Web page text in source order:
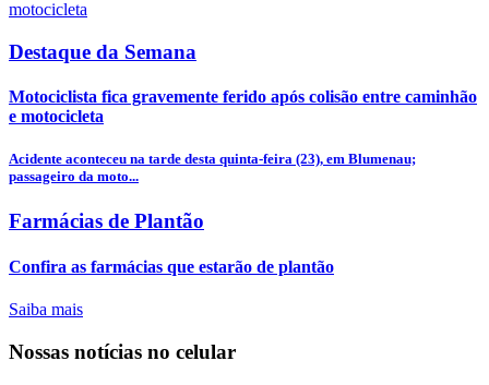
Destaque da Semana
Motociclista fica gravemente ferido após colisão entre caminhão
e motocicleta
Acidente aconteceu na tarde desta quinta-feira (23), em Blumenau;
passageiro da moto...
Farmácias de Plantão
Confira as farmácias que estarão de plantão
Saiba mais
Nossas notícias no celular